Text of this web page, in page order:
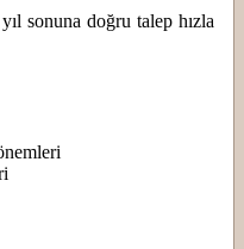
sonuna doğru talep hızla